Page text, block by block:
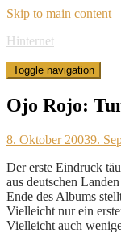
Skip to main content
Hinternet
Toggle navigation
Ojo Rojo:
8. Oktober 20039.
Der erste Eindruck
aus deutschen
Ende des Albums
Vielleicht nur ein
Vielleicht auch